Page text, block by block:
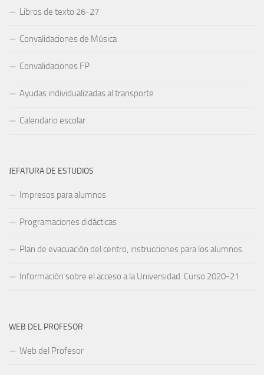
Libros de texto 26-27
Convalidaciones de Música
Convalidaciones FP
Ayudas individualizadas al transporte
Calendario escolar
JEFATURA DE ESTUDIOS
Impresos para alumnos
Programaciones didácticas
Plan de evacuación del centro, instrucciones para los alumnos.
Información sobre el acceso a la Universidad. Curso 2020-21
WEB DEL PROFESOR
Web del Profesor